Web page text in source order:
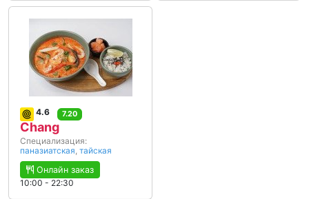
4.6 7.20
Chang
Специализация:
паназиатская, тайская
Онлайн заказ
10:00 - 22:30